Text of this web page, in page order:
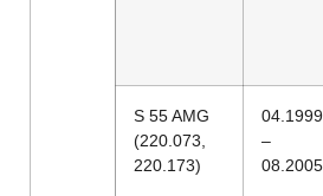
S 55 AMG
(220.073,
220.173)
04.1999
–
08.2005